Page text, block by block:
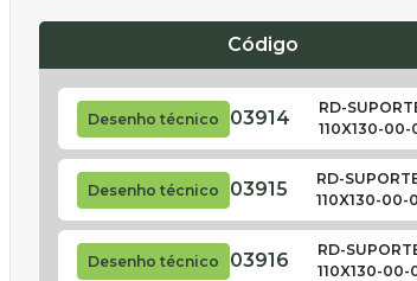
Código
Desenho técnico 03914
RD-
110X130-
Desenho técnico 03915
RD-
110X130-00-
Desenho técnico 03916
RD-
110X130-00-